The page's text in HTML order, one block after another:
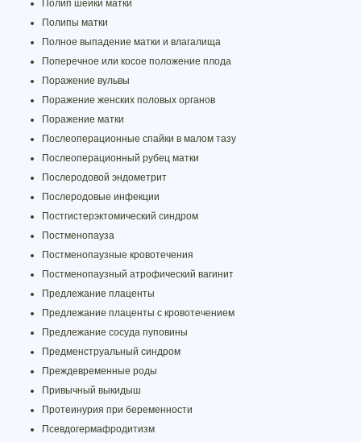
Полип шейки матки
Полипы матки
Полное выпадение матки и влагалища
Поперечное или косое положение плода
Поражение вульвы
Поражение женских половых органов
Поражение матки
Послеоперационные спайки в малом тазу
Послеоперационный рубец матки
Послеродовой эндометрит
Послеродовые инфекции
Постгистерэктомический синдром
Постменопауза
Постменопаузные кровотечения
Постменопаузный атрофический вагинит
Предлежание плаценты
Предлежание плаценты с кровотечением
Предлежание сосуда пуповины
Предменструальный синдром
Преждевременные роды
Привычный выкидыш
Протеинурия при беременности
Псевдогермафродитизм